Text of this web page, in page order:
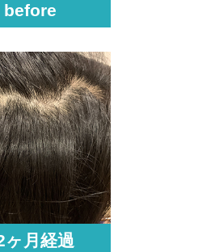
before
ヶ月経過